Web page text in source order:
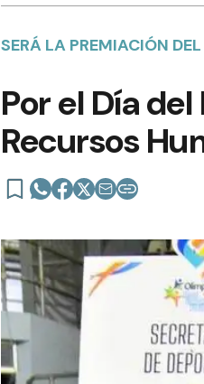
SERÁ LA PREMIACIÓN
Por el Día
Recursos